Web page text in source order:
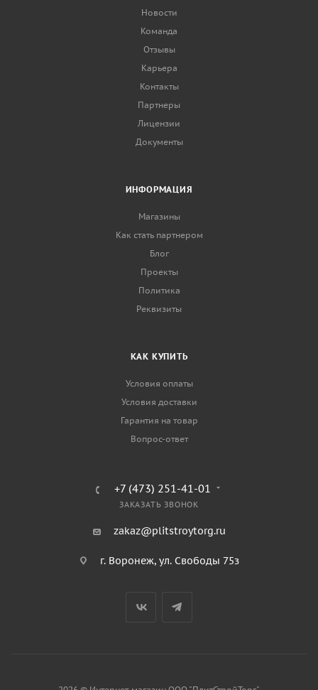
Новости
Команда
Отзывы
Карьера
Контакты
Партнеры
Лицензии
Документы
ИНФОРМАЦИЯ
Магазины
Как стать партнером
Блог
Проекты
Политика
Реквизиты
КАК КУПИТЬ
Условия оплаты
Условия доставки
Гарантия на товар
Вопрос-ответ
+7 (473) 251-41-01
ЗАКАЗАТЬ ЗВОНОК
zakaz@plitstroytorg.ru
г. Воронеж, ул. Свободы 75з